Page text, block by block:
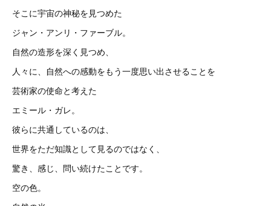
そこに宇宙の神秘を見つめた
ジャン・アンリ・ファーブル。
自然の造形を深く見つめ、
人々に、自然への感動をもう一度思い出させることを
芸術家の使命と考えた
エミール・ガレ。
彼らに共通しているのは、
世界をただ知識として見るのではなく、
驚き、感じ、問い続けたことです。
空の色。